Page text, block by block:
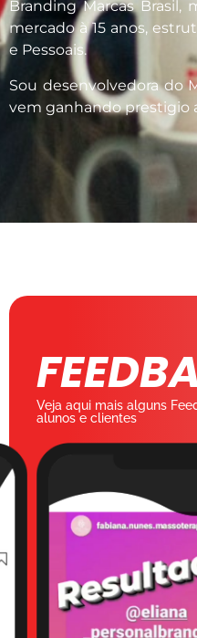
Branding Marcas
mercado à 15 anos,
e Pessoais.
Sou desenvolvedora do
vem ganhando prestigio
Veja aqui mais alguns
alunos e clientes